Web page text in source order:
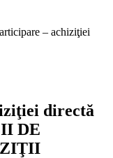
– achiziţiei
directă
DE